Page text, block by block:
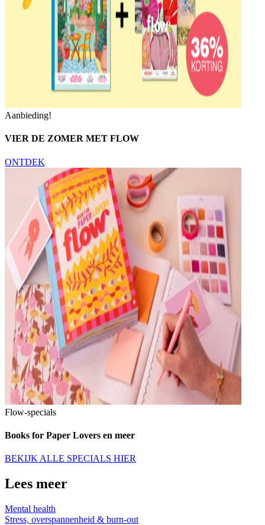
Aanbieding!
VIER DE ZOMER MET FLOW
ONTDEK
Flow-specials
Books for Paper Lovers en meer
BEKIJK ALLE SPECIALS HIER
Lees meer
Mental health
Stress, overspannenheid & burn-out